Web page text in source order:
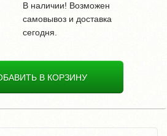
В наличии! Возможен
самовывоз и доставка
сегодня.
В КОРЗИНУ